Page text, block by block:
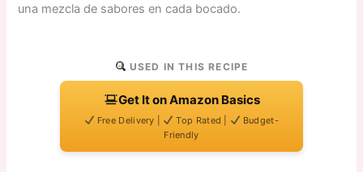
una mezcla de sabores en cada bocado.
USED IN THIS RECIPE
Get It on Amazon Basics
Free Delivery | Top Rated |
Budget-
Friendly